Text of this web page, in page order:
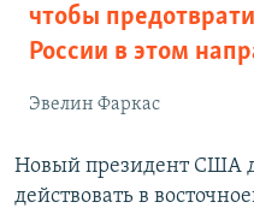
чтобы
России в этом
Эвелин Фаркас
Новый президент США
действовать в